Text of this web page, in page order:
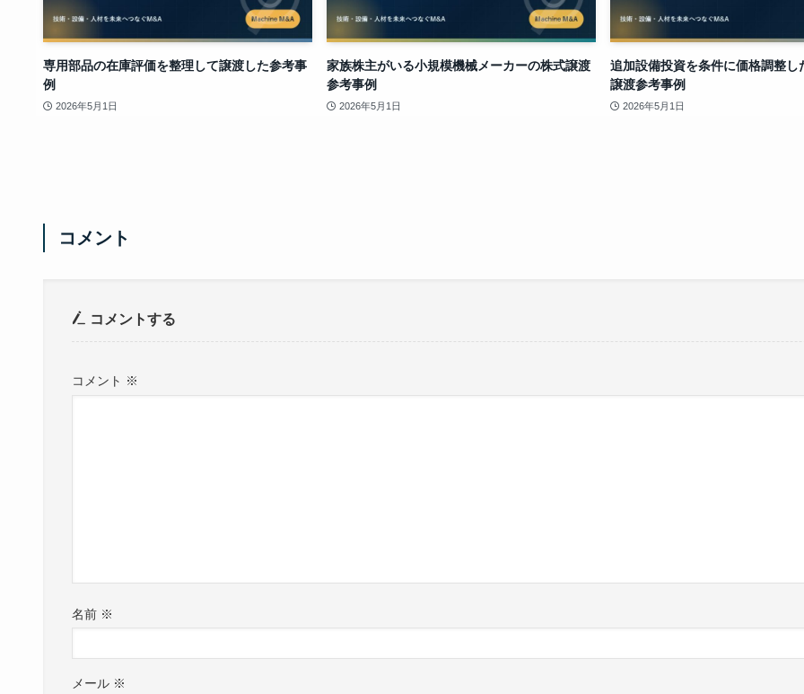
専用部品の在庫評価を整理して譲渡した参考事
例
2026年5月1日
家族株主がいる小規模機械メーカーの株式譲渡
参考事例
2026年5月1日
追加設備投資を条件に価格調整し
譲渡参考事例
2026年5月1日
コメント
コメントする
コメント ※
名前 ※
メール ※